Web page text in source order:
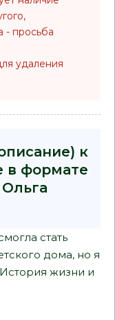
- просьба
удаления
к
в формате
стать
дома, но я
жизни и